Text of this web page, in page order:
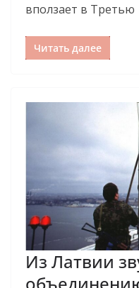
вползает в Третью
Читать далее
Из Латвии